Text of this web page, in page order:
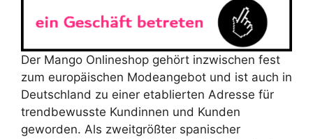
Der Mango Onlineshop gehört inzwischen fest
zum europäischen Modeangebot und ist auch in
Deutschland zu einer etablierten Adresse für
trendbewusste Kundinnen und Kunden
geworden. Als zweitgrößter spanischer